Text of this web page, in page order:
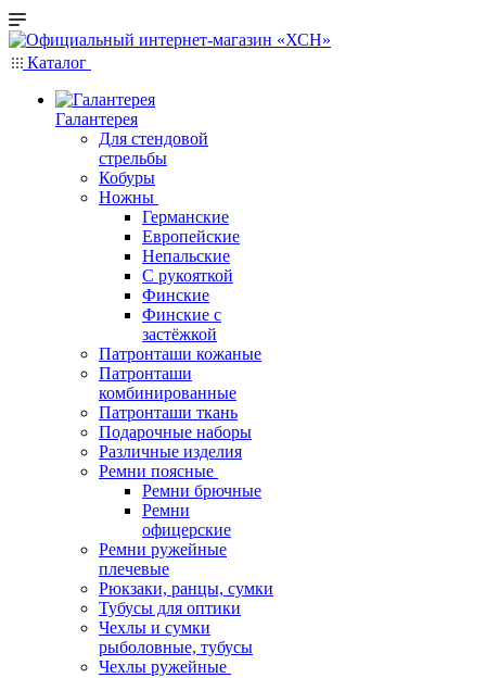
Каталог
Галантерея
Для стендовой
стрельбы
Кобуры
Ножны
Германские
Европейские
Непальские
С рукояткой
Финские
Финские с
застёжкой
Патронташи кожаные
Патронташи
комбинированные
Патронташи ткань
Подарочные наборы
Различные изделия
Ремни поясные
Ремни брючные
Ремни
офицерские
Ремни ружейные
плечевые
Рюкзаки, ранцы, сумки
Тубусы для оптики
Чехлы и сумки
рыболовные, тубусы
Чехлы ружейные